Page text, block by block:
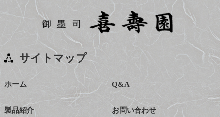
サイトマップ
ホーム
製品紹介
Q&A
お問い合わせ